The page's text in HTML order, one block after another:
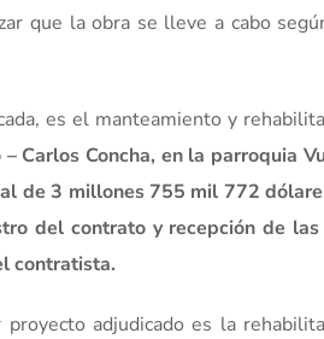
que la obra se lleve a cabo
es el manteamiento y
Carlos Concha, en la parroquia
de 3 millones 755 mil 772
del contrato y recepción de
contratista.
adjudicado es la